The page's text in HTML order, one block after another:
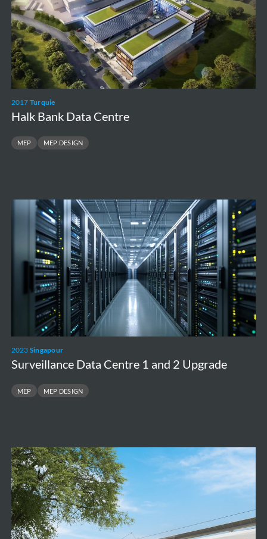
2017 Turquie
Halk Bank Data Centre
MEP MEP DESIGN
Centre
2023 Singapour
Surveillance Data Centre 1 and 2 Upgrade
MEP MEP DESIGN
Surveillance
Centre
Upgrade
Brabantnet